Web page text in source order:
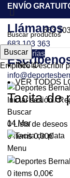
ENVÍO
683
Llámanos
683 103 363
Iniciar sesión /
Buscar
0Lista de deseos
0items 0,00€
Menu
0 items 0,00€
Categorías
INICIO
VER TODOS
Tacita de
14 Mar
Buscar
Empiece a escribir